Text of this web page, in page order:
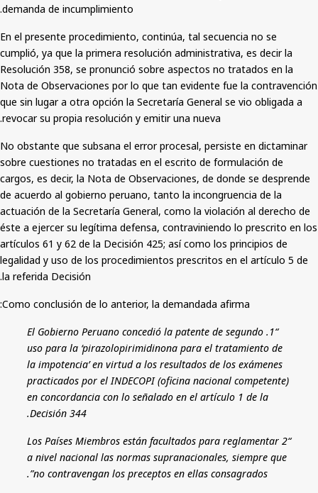
demanda de incumplimiento.
En el presente procedimiento, continúa, tal secuencia no se
cumplió, ya que la primera resolución administrativa, es decir la
Resolución 358, se pronunció sobre aspectos no tratados en la
Nota de Observaciones por lo que tan evidente fue la contravención
que sin lugar a otra opción la Secretaría General se vio obligada a
revocar su propia resolución y emitir una nueva.
No obstante que subsana el error procesal, persiste en dictaminar
sobre cuestiones no tratadas en el escrito de formulación de
cargos, es decir, la Nota de Observaciones, de donde se desprende
de acuerdo al gobierno peruano, tanto la incongruencia de la
actuación de la Secretaría General, como la violación al derecho de
éste a ejercer su legítima defensa, contraviniendo lo prescrito en los
artículos 61 y 62 de la Decisión 425; así como los principios de
legalidad y uso de los procedimientos prescritos en el artículo 5 de
la referida Decisión.
Como conclusión de lo anterior, la demandada afirma:
“1. El Gobierno Peruano concedió la patente de segundo
uso para la ‘pirazolopirimidinona para el tratamiento de
la impotencia’ en virtud a los resultados de los exámenes
practicados por el INDECOPI (oficina nacional competente)
en concordancia con lo señalado en el artículo 1 de la
Decisión 344.
“2 Los Países Miembros están facultados para reglamentar
a nivel nacional las normas supranacionales, siempre que
no contravengan los preceptos en ellas consagrados”.